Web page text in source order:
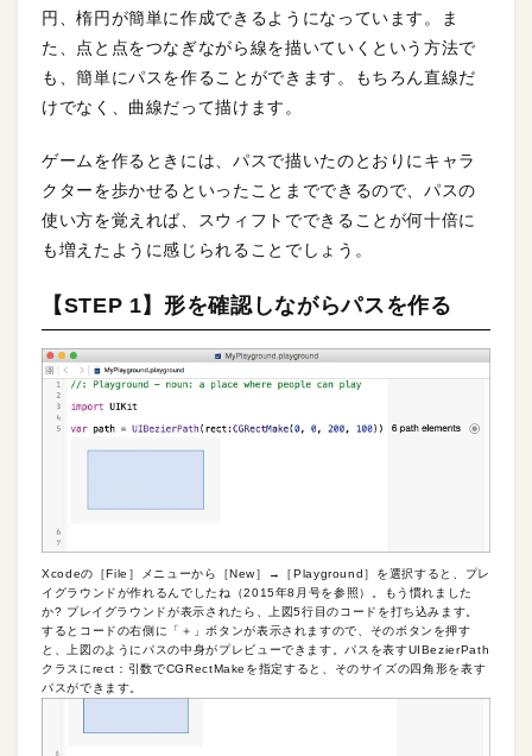
円、楕円が簡単に作成できるようになっています。ま
た、点と点をつなぎながら線を描いていくという方法で
も、簡単にパスを作ることができます。もちろん直線だ
けでなく、曲線だって描けます。
ゲームを作るときには、パスで描いたのとおりにキャラ
クターを歩かせるといったことまでできるので、パスの
使い方を覚えれば、スウィフトでできることが何十倍に
も増えたように感じられることでしょう。
【STEP 1】形を確認しながらパスを作る
Xcodeの［File］メニューから［New］→［Playground］を選択すると、プレ
イグラウンドが作れるんでしたね（2015年8月号を参照）。もう慣れました
か? プレイグラウンドが表示されたら、上図5行目のコードを打ち込みます。
するとコードの右側に「＋」ボタンが表示されますので、そのボタンを押す
と、上図のようにパスの中身がプレビューできます。パスを表すUIBezierPath
クラスにrect：引数でCGRectMakeを指定すると、そのサイズの四角形を表す
パスができます。